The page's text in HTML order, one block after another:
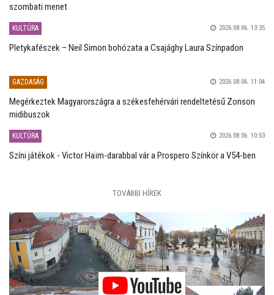
szombati menet
KULTÚRA 2026.08.06. 13:35
Pletykafészek – Neil Simon bohózata a Csajághy Laura Színpadon
GAZDASÁG 2026.08.06. 11:04
Megérkeztek Magyarországra a székesfehérvári rendeltetésű Zonson
midibuszok
KULTÚRA 2026.08.06. 10:53
Színi játékok - Victor Haïm-darabbal vár a Prospero Színkör a V54-ben
TOVÁBBI HÍREK